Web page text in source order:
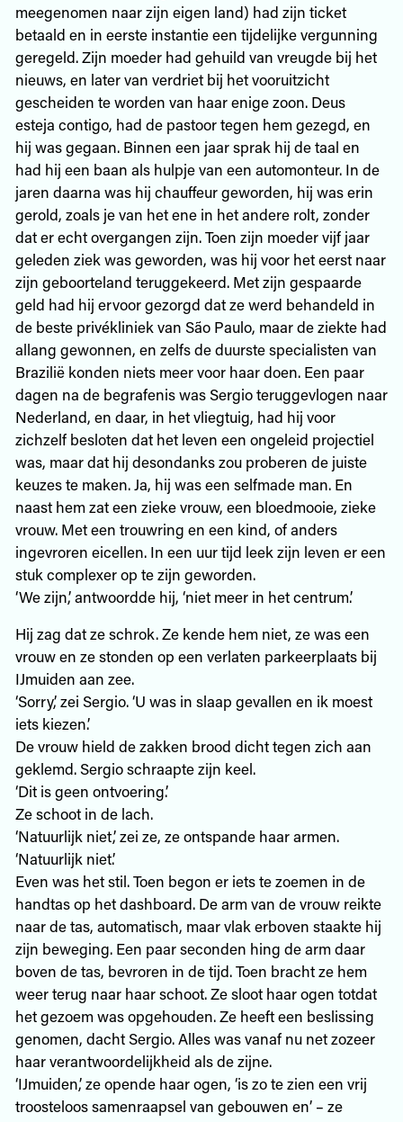
meegenomen naar zijn eigen land) had zijn ticket
betaald en in eerste instantie een tijdelijke vergunning
geregeld. Zijn moeder had gehuild van vreugde bij het
nieuws, en later van verdriet bij het vooruitzicht
gescheiden te worden van haar enige zoon. Deus
esteja contigo, had de pastoor tegen hem gezegd, en
hij was gegaan. Binnen een jaar sprak hij de taal en
had hij een baan als hulpje van een automonteur. In de
jaren daarna was hij chauffeur geworden, hij was erin
gerold, zoals je van het ene in het andere rolt, zonder
dat er echt overgangen zijn. Toen zijn moeder vijf jaar
geleden ziek was geworden, was hij voor het eerst naar
zijn geboorteland teruggekeerd. Met zijn gespaarde
geld had hij ervoor gezorgd dat ze werd behandeld in
de beste privékliniek van São Paulo, maar de ziekte had
allang gewonnen, en zelfs de duurste specialisten van
Brazilië konden niets meer voor haar doen. Een paar
dagen na de begrafenis was Sergio teruggevlogen naar
Nederland, en daar, in het vliegtuig, had hij voor
zichzelf besloten dat het leven een ongeleid projectiel
was, maar dat hij desondanks zou proberen de juiste
keuzes te maken. Ja, hij was een selfmade man. En
naast hem zat een zieke vrouw, een bloedmooie, zieke
vrouw. Met een trouwring en een kind, of anders
ingevroren eicellen. In een uur tijd leek zijn leven er een
stuk complexer op te zijn geworden.
‘We zijn,’ antwoordde hij, ‘niet meer in het centrum.’
Hij zag dat ze schrok. Ze kende hem niet, ze was een
vrouw en ze stonden op een verlaten parkeerplaats bij
IJmuiden aan zee.
‘Sorry,’ zei Sergio. ‘U was in slaap gevallen en ik moest
iets kiezen.’
De vrouw hield de zakken brood dicht tegen zich aan
geklemd. Sergio schraapte zijn keel.
‘Dit is geen ontvoering.’
Ze schoot in de lach.
‘Natuurlijk niet,’ zei ze, ze ontspande haar armen.
‘Natuurlijk niet.’
Even was het stil. Toen begon er iets te zoemen in de
handtas op het dashboard. De arm van de vrouw reikte
naar de tas, automatisch, maar vlak erboven staakte hij
zijn beweging. Een paar seconden hing de arm daar
boven de tas, bevroren in de tijd. Toen bracht ze hem
weer terug naar haar schoot. Ze sloot haar ogen totdat
het gezoem was opgehouden. Ze heeft een beslissing
genomen, dacht Sergio. Alles was vanaf nu net zozeer
haar verantwoordelijkheid als de zijne.
‘IJmuiden,’ ze opende haar ogen, ‘is zo te zien een vrij
troosteloos samenraapsel van gebouwen en’ – ze